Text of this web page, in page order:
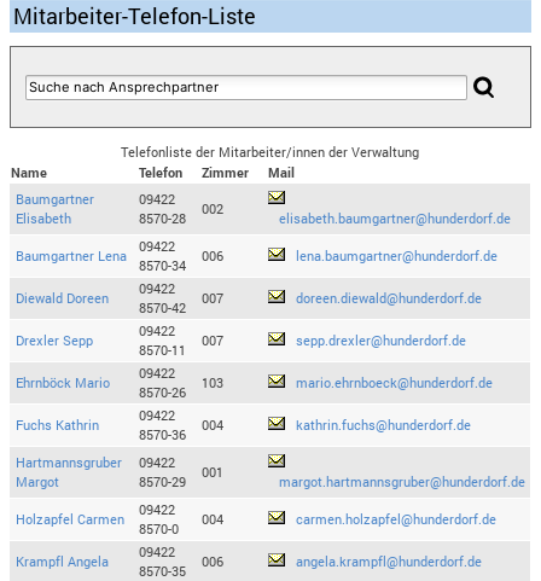
Mitarbeiter-Telefon-Liste
Telefonliste der Mitarbeiter/innen der Verwaltung
Name
Telefon Zimmer
Mail
Baumgartner
Elisabeth
09422
8570-28
002
elisabeth.baumgartner@hunderdorf.de
Baumgartner Lena
09422
8570-34
006 lena.baumgartner@hunderdorf.de
Diewald Doreen
09422
8570-42
007 doreen.diewald@hunderdorf.de
Drexler Sepp
09422
8570-11
007 sepp.drexler@hunderdorf.de
Ehrnböck Mario
09422
8570-26
103 mario.ehrnboeck@hunderdorf.de
Fuchs Kathrin
09422
8570-36
004 kathrin.fuchs@hunderdorf.de
Hartmannsgruber
Margot
09422
8570-29
001
margot.hartmannsgruber@hunderdorf.de
Holzapfel Carmen
09422
8570-0
004 carmen.holzapfel@hunderdorf.de
Krampfl Angela
09422
8570-35
006 angela.krampfl@hunderdorf.de